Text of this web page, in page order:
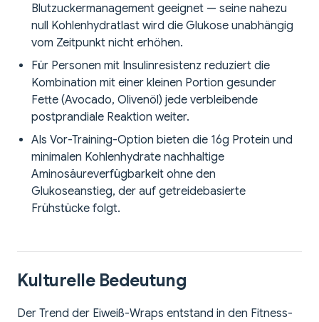
Blutzuckermanagement geeignet — seine nahezu
null Kohlenhydratlast wird die Glukose unabhängig
vom Zeitpunkt nicht erhöhen.
Für Personen mit Insulinresistenz reduziert die
Kombination mit einer kleinen Portion gesunder
Fette (Avocado, Olivenöl) jede verbleibende
postprandiale Reaktion weiter.
Als Vor-Training-Option bieten die 16g Protein und
minimalen Kohlenhydrate nachhaltige
Aminosäureverfügbarkeit ohne den
Glukoseanstieg, der auf getreidebasierte
Frühstücke folgt.
Kulturelle Bedeutung
Der Trend der Eiweiß-Wraps entstand in den Fitness-